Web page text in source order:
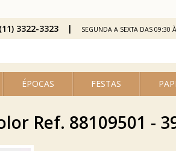
ÉPOCAS FESTAS
3322-3323 SEGUNDA A SEXTA DAS 09:30
Ref. 88109501 -